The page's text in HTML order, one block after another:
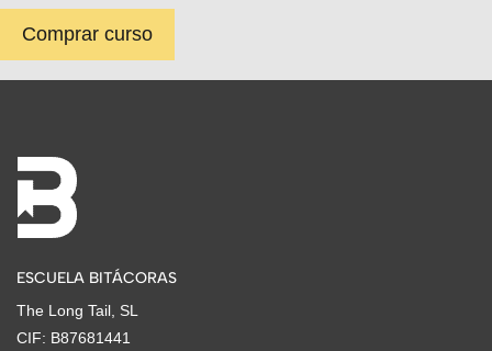
Comprar curso
ESCUELA BITÁCORAS
The Long Tail, SL
CIF: B87681441